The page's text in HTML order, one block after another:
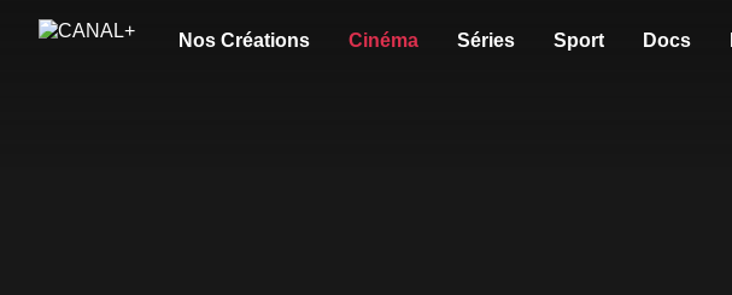
Nos Créations Cinéma Séries Sport Docs